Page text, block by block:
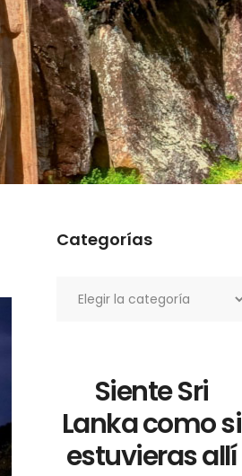
Categorías
Siente Sri
Lanka como si
estuvieras allí